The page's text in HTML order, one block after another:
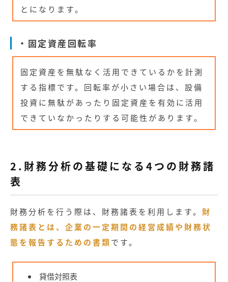
とになります。
・固定資産回転率
固定資産を無駄なく活用できているかを計測
する指標です。回転率が小さい場合は、設備
投資に無駄があったり固定資産を有効に活用
できていなかったりする可能性があります。
2.財務分析の基礎になる4つの財務諸
表
財務分析を行う際は、財務諸表を利用します。 財
務諸表とは、企業の一定期間の経営成績や財務状
態を報告するための書類です。
貸借対照表